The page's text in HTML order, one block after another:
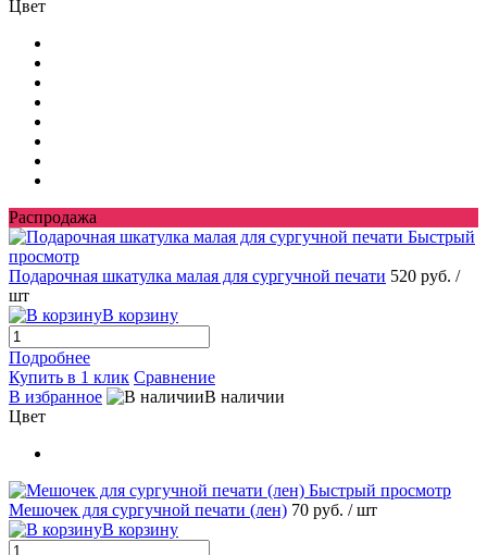
Цвет
Распродажа
Быстрый
просмотр
Подарочная шкатулка малая для сургучной печати 520 руб. /
шт
В корзину
Подробнее
Купить в 1 клик Сравнение
В избранное
В наличии
Цвет
Быстрый просмотр
Мешочек для сургучной печати (лен) 70 руб. / шт
В корзину